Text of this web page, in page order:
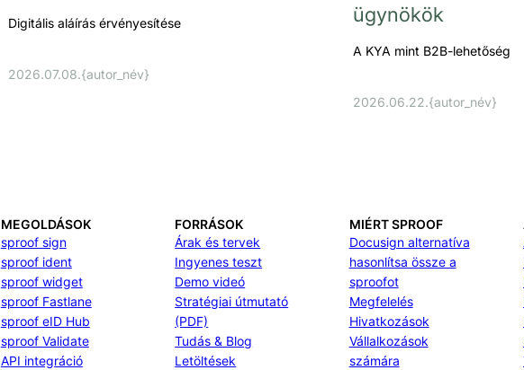
Digitális aláírás érvényesítése
2026.07.08.{autor_név}
ügynökök
A KYA mint B2B-lehetőség
2026.06.22.{autor_név}
MEGOLDÁSOK
sproof sign
sproof ident
sproof widget
sproof Fastlane
sproof eID Hub
sproof Validate
API integráció
FORRÁSOK
Árak és tervek
Ingyenes teszt
Demo videó
Stratégiai útmutató
(PDF)
Tudás & Blog
Letöltések
MIÉRT SPROOF
Docusign alternatíva
hasonlítsa össze a
sproofot
Megfelelés
Hivatkozások
Vállalkozások
számára